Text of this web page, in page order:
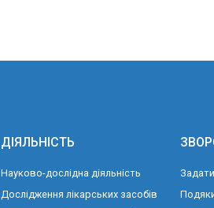
ДІЯЛЬНІСТЬ
Науково-дослідна діяльність
Дослідження лікарських засобів